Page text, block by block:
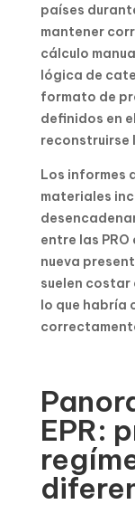
países
mantener
cálculo
lógica de
formato de
definidos en
reconstruirse
Los informes
materiales
entre las
nueva
suelen costar
lo que habría
EPR: